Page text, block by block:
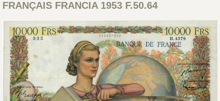
FRANÇAIS FRANCIA 1953 F.50.64